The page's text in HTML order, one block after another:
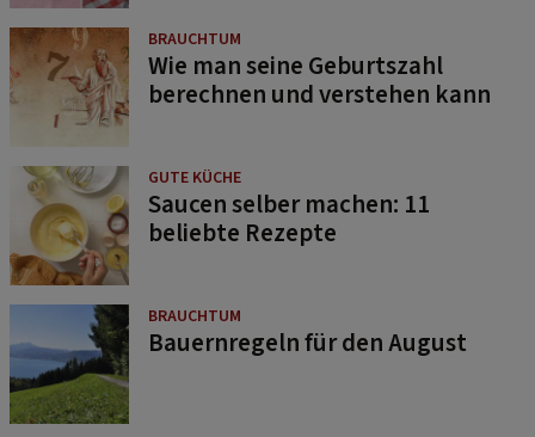
BRAUCHTUM
Wie man seine Geburtszahl
berechnen und verstehen kann
GUTE KÜCHE
Saucen selber machen: 11
beliebte Rezepte
BRAUCHTUM
Bauernregeln für den August